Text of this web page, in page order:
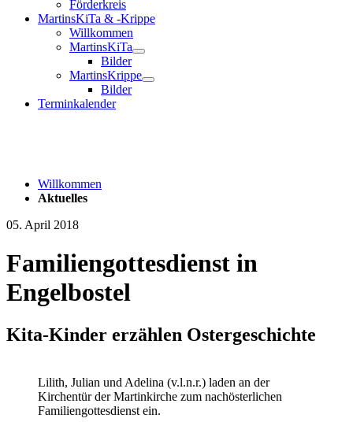
Förderkreis
MartinsKiTa & -Krippe
Willkommen
MartinsKiTa
Bilder
MartinsKrippe
Bilder
Terminkalender
Willkommen
Aktuelles
05. April 2018
Familiengottesdienst in
Engelbostel
Kita-Kinder erzählen Ostergeschichte
Lilith, Julian und Adelina (v.l.n.r.) laden an der
Kirchentür der Martinkirche zum nachösterlichen
Familiengottesdienst ein.